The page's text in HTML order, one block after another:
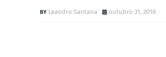
Leandro Santana outubro 31, 2018